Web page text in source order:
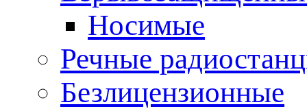
Носимые
Речные
Безлицензионные